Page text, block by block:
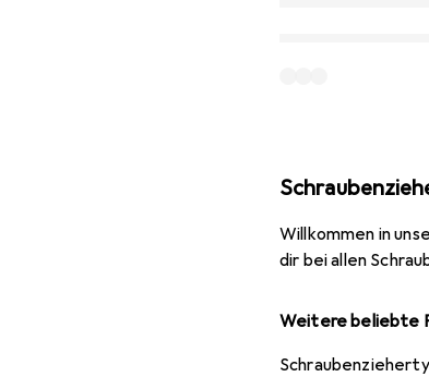
Willkommen in
dir bei allen
Weitere beliebte